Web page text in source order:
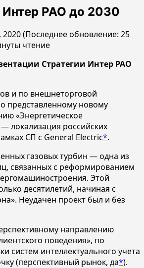
Интер РАО до 2030
2020 (Последнее обновление: 25
чтение
Стратегии Интер РАО
и по внешнеторговой
представленному новому
«Энергетическое
локализация российских
СП с General Electric*.
газовых турбин — одна из
связанных с реформированием
Этой
десятилетий, начиная с
Неудачен проект был и без
направлению
поведения», по
систем интеллектуального учета
(перспективный рынок, да*).